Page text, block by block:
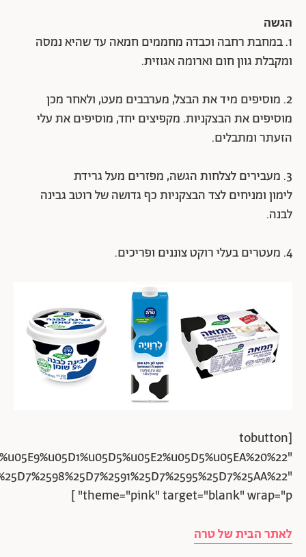
הגשה
1. במחבת רחבה וכבדה מחממים חמאה עד שהיא נמסה
ומקבלת גוון חום וארומה אגוזית.
2. מוסיפים מיד את הבצל, מערבבים מעט, ולאחר מכן
מוסיפים את הבצקניות. מקפיצים יחד, מוסיפים את עלי
הזעתר ומתבלים.
3. מעבירים לצלחות הגשה, מפזרים מעל גרידת
לימון ומניחים לצד הבצקניות כף גדושה של רוטב גבינה
לבנה.
4. מעטרים בעלי רוקט צוננים ופריכים.
[tobutton
theme="pink" target="blank" wrap="p" ]
לאתר הבית של טרה